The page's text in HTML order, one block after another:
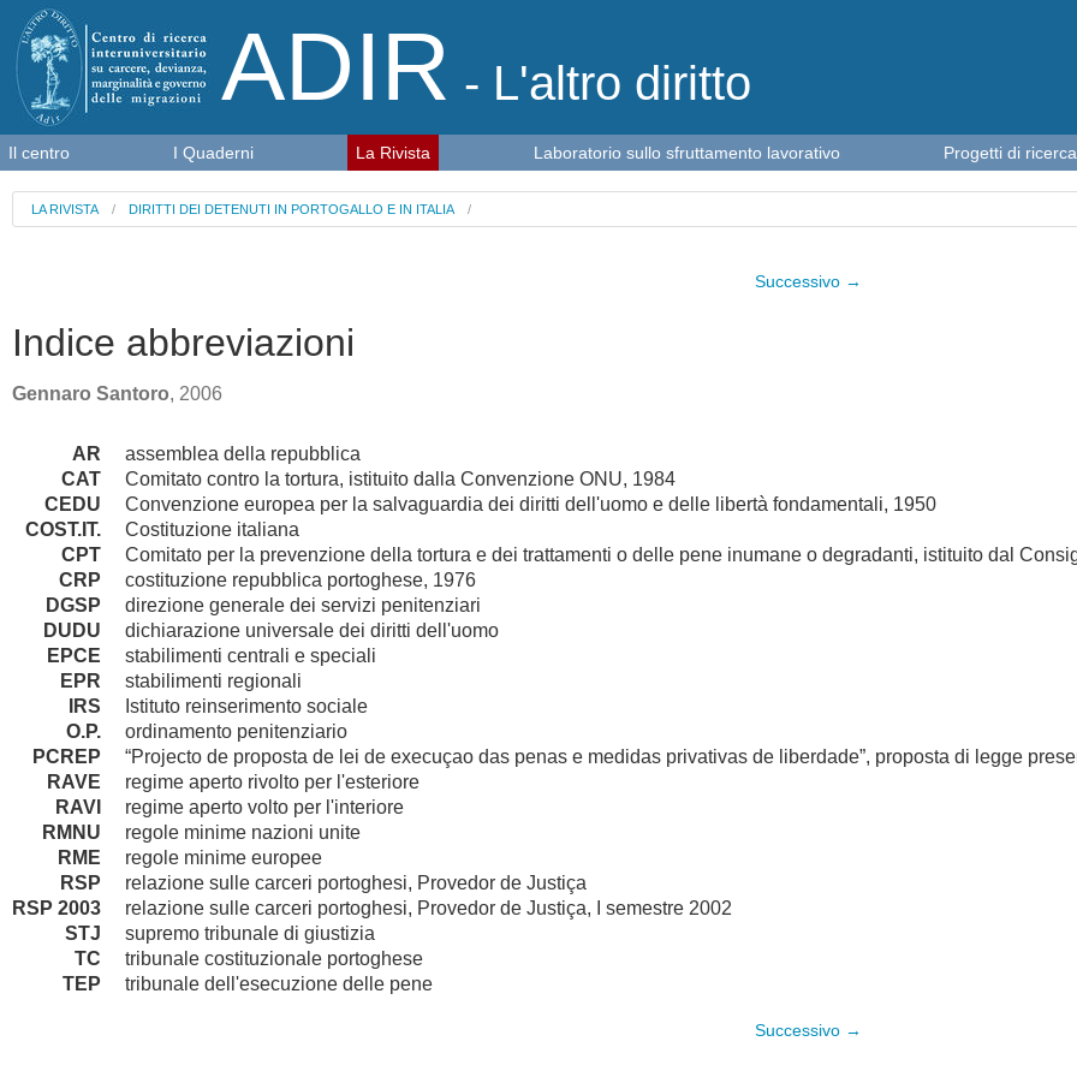
ADIR - L'altro diritto
LA RIVISTA / DIRITTI DEI DETENUTI IN PORTOGALLO E IN ITALIA/
Successivo →
Indice abbreviazioni
Gennaro Santoro, 2006
AR
assemblea della repubblica
CAT
Comitato contro la tortura, istituito dalla Convenzione ONU, 1984
CEDU
Convenzione europea per la salvaguardia dei diritti dell'uomo e delle libertà fondamentali, 1950
COST.IT.
Costituzione italiana
CPT
Comitato per la prevenzione della tortura e dei trattamenti o delle pene inumane o degradanti, istituito dal
CRP
costituzione repubblica portoghese, 1976
DGSP
direzione generale dei servizi penitenziari
DUDU
dichiarazione universale dei diritti dell'uomo
EPCE
stabilimenti centrali e speciali
EPR
stabilimenti regionali
IRS
Istituto reinserimento sociale
O.P.
ordinamento penitenziario
PCREP
“Projecto de proposta de lei de execuçao das penas e medidas privativas de liberdade”, proposta di legge
RAVE
regime aperto rivolto per l'esteriore
RAVI
regime aperto volto per l'interiore
RMNU
regole minime nazioni unite
RME
regole minime europee
RSP
relazione sulle carceri portoghesi, Provedor de Justiça
RSP 2003
relazione sulle carceri portoghesi, Provedor de Justiça, I semestre 2002
STJ
supremo tribunale di giustizia
TC
tribunale costituzionale portoghese
TEP
tribunale dell'esecuzione delle pene
Successivo →
Il centro I Quaderni La Rivista Laboratorio sullo sfruttamento lavorativo Progetti di ricerca